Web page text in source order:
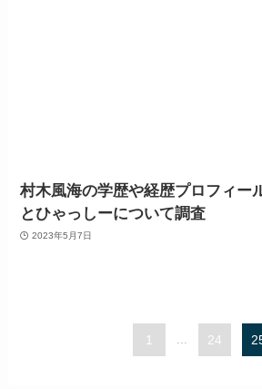
村木風海の学歴や経歴プロフィー
とひゃっしーについて調査
2023年5月7日
1 24